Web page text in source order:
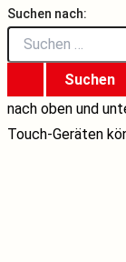
Suchen nach:
nach oben und
Touch-Geräten